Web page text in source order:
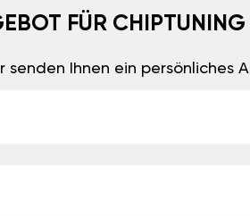
FÜR CHIPTUNING
senden Ihnen ein persönliches